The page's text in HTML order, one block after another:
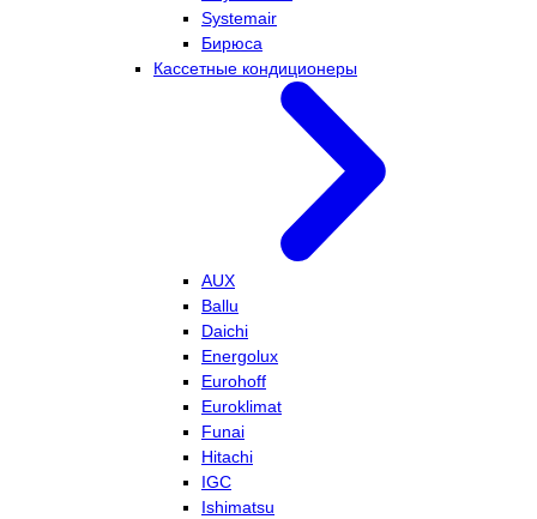
Systemair
Бирюса
Кассетные кондиционеры
AUX
Ballu
Daichi
Energolux
Eurohoff
Euroklimat
Funai
Hitachi
IGC
Ishimatsu